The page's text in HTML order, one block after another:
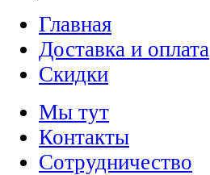
Главная
Доставка и оплата
Скидки
Мы тут
Контакты
Сотрудничество